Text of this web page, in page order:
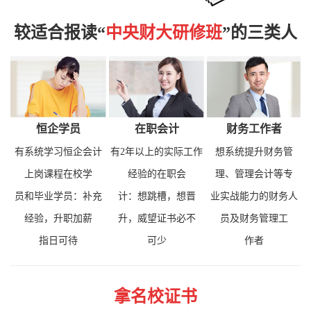
较适合报读“中央财大研修班”的三类人
恒企学员 在职会计 财务工作者
有系统学习恒企会计
上岗课程在校学
员和毕业学员：补充
经验，升职加薪
指日可待
有2年以上的实际工作
经验的在职会
计：想跳槽，想晋
升，威望证书必不
可少
想系统提升财务管
理、管理会计等专
业实战能力的财务人
员及财务管理工
作者
拿名校证书